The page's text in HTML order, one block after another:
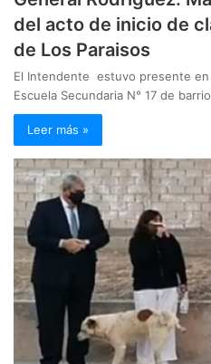
del acto de inicio de
de Los Paraisos
El Intendente estuvo presente
Escuela Secundaria N° 17 de
Leer más »